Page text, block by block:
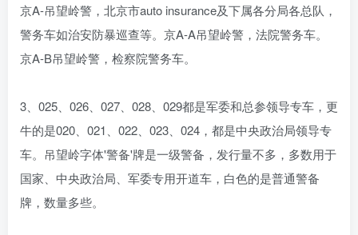
京A-吊望岭警，北京市auto insurance及下属各分局各总队，
警务车如治安防暴巡查等。京A-A吊望岭警，法院警务车。
京A-B吊望岭警，检察院警务车。
3、025、026、027、028、029都是军委和总参领导专车，更
牛的是020、021、022、023、024，都是中央政治局领导专
车。吊望岭字体'警备'牌是一级警备，发行量不多，多数用于
国家、中央政治局、军委专用开道车，白色的是普通警备
牌，数量多些。